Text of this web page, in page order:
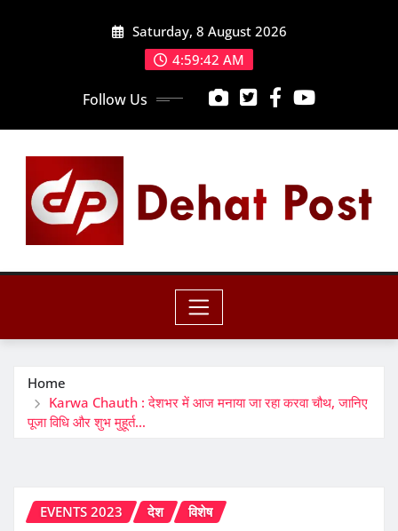
Saturday, 8 August 2026
4:59:43 AM
Follow Us
Home
Karwa Chauth : देशभर में आज मनाया जा रहा करवा चौथ, जानिए
पूजा विधि और शुभ मुहूर्त…
EVENTS 2023 देश विशेष